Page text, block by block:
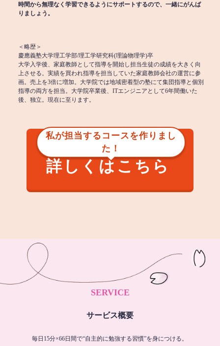
時間から無理なく学習できるようにサポートするので、一緒にがんば
りましょう。
＜略歴＞
慶應義塾大学理工学部/理工学研究科(理論物理学)卒
大学入学後、家庭教師として指導を開始し担当生徒の成績を大きく向
上させる。実績を買われ指導を担当していた家庭教師会社の運営に参
画。売上を3倍に増加。大学院では地域密着型の塾にて集団指導と個別
指導の両方を担当。大学院卒業後、ITエンジニアとして6年間働いた
後、独立。現在に至ります。
私が担当するコースを作りまし
た！
詳しくはこちら
SERVICE
サービス概要
毎日15分×66日間で“自主的に勉強する習慣”を身につける。